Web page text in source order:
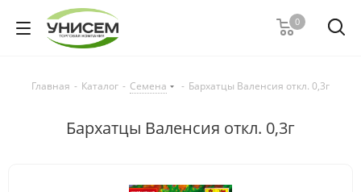
0
Главная - Каталог - Семена - Бархатцы Валенсия откл. 0,3г
Бархатцы Валенсия откл. 0,3г